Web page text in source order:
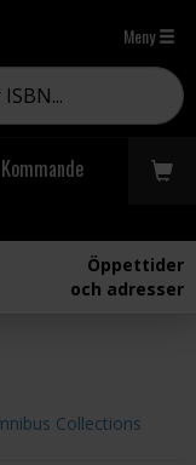
Meny
Öppettider
och adresser
Collections